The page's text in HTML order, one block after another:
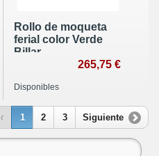
Rollo de moqueta
ferial color Verde
Billar
265,75 €
Disponibles
1 2 3 Siguiente